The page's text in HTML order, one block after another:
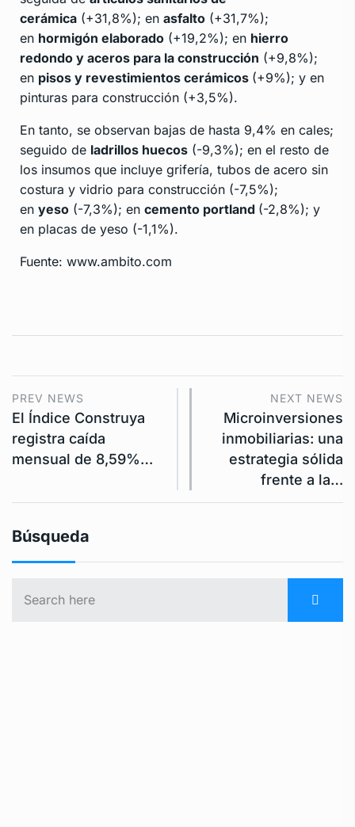
cerámica (+31,8%); en asfalto (+31,7%);
en hormigón elaborado (+19,2%); en hierro
redondo y aceros para la construcción (+9,8%);
en pisos y revestimientos cerámicos (+9%); y en
pinturas para construcción (+3,5%).
En tanto, se observan bajas de hasta 9,4% en cales;
seguido de ladrillos huecos (-9,3%); en el resto de
los insumos que incluye grifería, tubos de acero sin
costura y vidrio para construcción (-7,5%);
en yeso (-7,3%); en cemento portland (-2,8%); y
en placas de yeso (-1,1%).
Fuente: www.ambito.com
PREV NEWS
El Índice Construya
registra caída
mensual de 8,59%…
NEXT NEWS
Microinversiones
inmobiliarias: una
estrategia sólida
frente a la…
Búsqueda